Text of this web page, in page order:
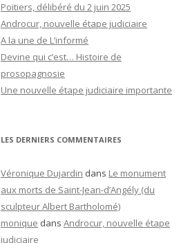
Poitiers, délibéré du 2 juin 2025
Androcur, nouvelle étape judiciaire
A la une de L’informé
Devine qui c’est… Histoire de
prosopagnosie
Une nouvelle étape judiciaire importante
LES DERNIERS COMMENTAIRES
Véronique Dujardin dans Le monument
aux morts de Saint-Jean-d’Angély (du
sculpteur Albert Bartholomé)
monique dans Androcur, nouvelle étape
judiciaire